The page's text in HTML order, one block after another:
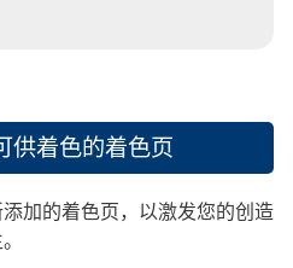
供着色的着色页
加的着色页，以激发您的创造